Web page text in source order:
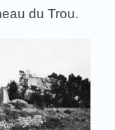
du Trou.